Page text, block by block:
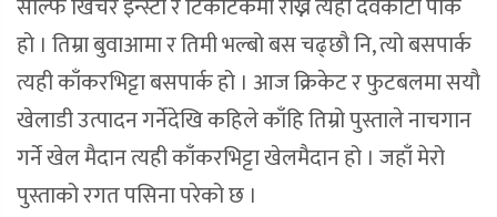
सेल्फि खिचेर इन्स्टा र टिकटिकमा राख्ने त्यही देवकोटा पार्क
हो । तिम्रा बुवाआमा र तिमी भल्बो बस चढ्छौ नि, त्यो बसपार्क
त्यही काँकरभिट्टा बसपार्क हो । आज क्रिकेट र फुटबलमा सयौ
खेलाडी उत्पादन गर्नेदेखि कहिले काँहि तिम्रो पुस्ताले नाचगान
गर्ने खेल मैदान त्यही काँकरभिट्टा खेलमैदान हो । जहाँ मेरो
पुस्ताको रगत पसिना परेको छ ।